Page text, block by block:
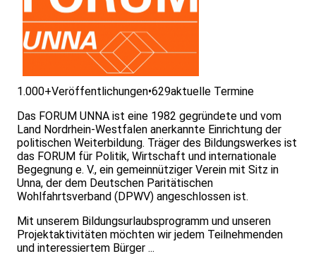
1.000+Veröffentlichungen•629aktuelle Termine
Das FORUM UNNA ist eine 1982 gegründete und vom
Land Nordrhein-Westfalen anerkannte Einrichtung der
politischen Weiterbildung. Träger des Bildungswerkes ist
das FORUM für Politik, Wirtschaft und internationale
Begegnung e. V., ein gemeinnütziger Verein mit Sitz in
Unna, der dem Deutschen Paritätischen
Wohlfahrtsverband (DPWV) angeschlossen ist.
Mit unserem Bildungsurlaubsprogramm und unseren
Projektaktivitäten möchten wir jedem Teilnehmenden
und interessiertem Bürger ...